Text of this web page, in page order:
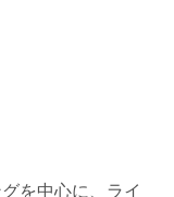
を中心に、ライ